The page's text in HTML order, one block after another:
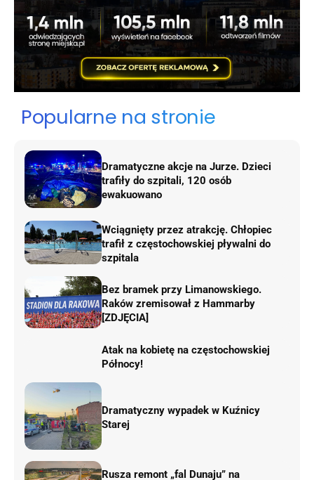
Popularne na stronie
Dramatyczne akcje na Jurze. Dzieci
trafiły do szpitali, 120 osób
ewakuowano
Wciągnięty przez atrakcję. Chłopiec
trafił z częstochowskiej pływalni do
szpitala
Bez bramek przy Limanowskiego.
Raków zremisował z Hammarby
[ZDJĘCIA]
Atak na kobietę na częstochowskiej
Północy!
Dramatyczny wypadek w Kuźnicy
Starej
Rusza remont „fal Dunaju” na